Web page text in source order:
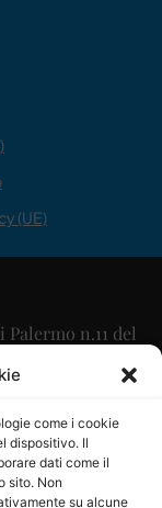
come i cookie
dispositivo. Il
dati come il
sito. Non
su alcune
(UE)
n.11 del